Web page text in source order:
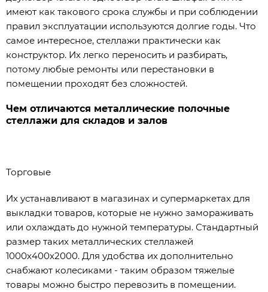
имеют как такового срока службы и при соблюдении
правил эксплуатации используются долгие годы. Что
самое интересное, стеллажи практически как
конструктор. Их легко переносить и разбирать,
потому любые ремонты или перестановки в
помещении проходят без сложностей.
Чем отличаются металлические полочные
стеллажи для складов и залов
Торговые
Их устанавливают в магазинах и супермаркетах для
выкладки товаров, которые не нужно замораживать
или охлаждать до нужной температуры. Стандартный
размер таких металлических стеллажей
1000х400х2000. Для удобства их дополнительно
снабжают колесиками - таким образом тяжелые
товары можно быстро перевозить в помещении.